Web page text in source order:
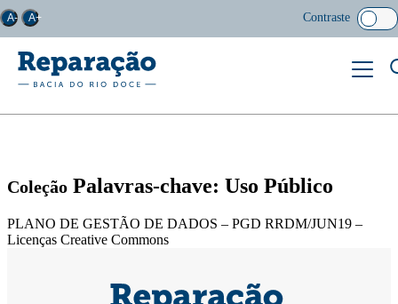
A- A+ Contraste
Coleção Palavras-chave: Uso Público
PLANO DE GESTÃO DE DADOS – PGD RRDM/JUN19 –
Licenças Creative Commons